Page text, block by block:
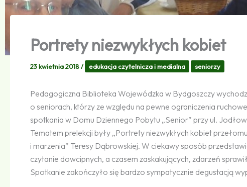
Portrety niezwykłych kobiet
23 kwietnia 2018/ edukacja czytelnicza i medialna seniorzy
Pedagogiczna Biblioteka Wojewódzka w Bydgoszczy
o seniorach, którzy ze względu na pewne ograniczenia
spotkania w Domu Dziennego Pobytu „Senior” przy ul.
Tematem prelekcji były „Portrety niezwykłych kobiet przełomu
i marzenia” Teresy Dąbrowskiej. W ciekawy sposób
czytanie dowcipnych, a czasem zaskakujących, zdarzeń
Spotkanie zakończyło się bardzo sympatycznie degustacją